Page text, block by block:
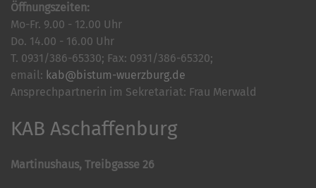
Öffnungszeiten:
Mo-Fr. 9.00 - 12.00 Uhr
Do. 14.00 - 16.00 Uhr
T. 0931/386-65330; Fax: 0931/386-65320;
email: kab@bistum-wuerzburg.de
Ansprechpartnerin im Sekretariat: Frau Merwald
KAB Aschaffenburg
Martinushaus, Treibgasse 26